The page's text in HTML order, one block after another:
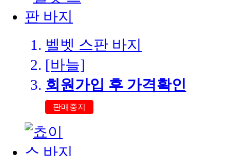
벨벳 스판 바지
[바늘]
회원가입 후 가격확인
판매중지